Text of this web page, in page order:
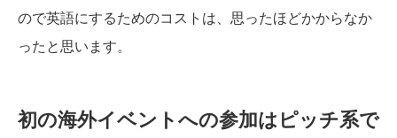
ので英語にするためのコストは、思ったほどかからなか
ったと思います。
初の海外イベントへの参加はピッチ系で